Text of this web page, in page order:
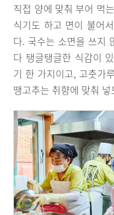
직접 양에 맞춰 부어 먹
식기도 하고 면이 불어
다. 국수는 소면을 쓰지
다 탱글탱글한 식감이
기 한 가지이고, 고춧가
땡고추는 취향에 맞춰